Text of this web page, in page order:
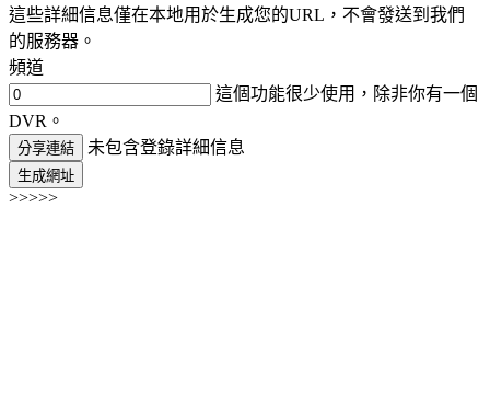
這些詳細信息僅在本地用於生成您的URL，不會發送到我們
的服務器。
頻道
這個功能很少使用，除非你有一個
DVR。
分享連結 未包含登錄詳細信息
生成網址
>>>>>